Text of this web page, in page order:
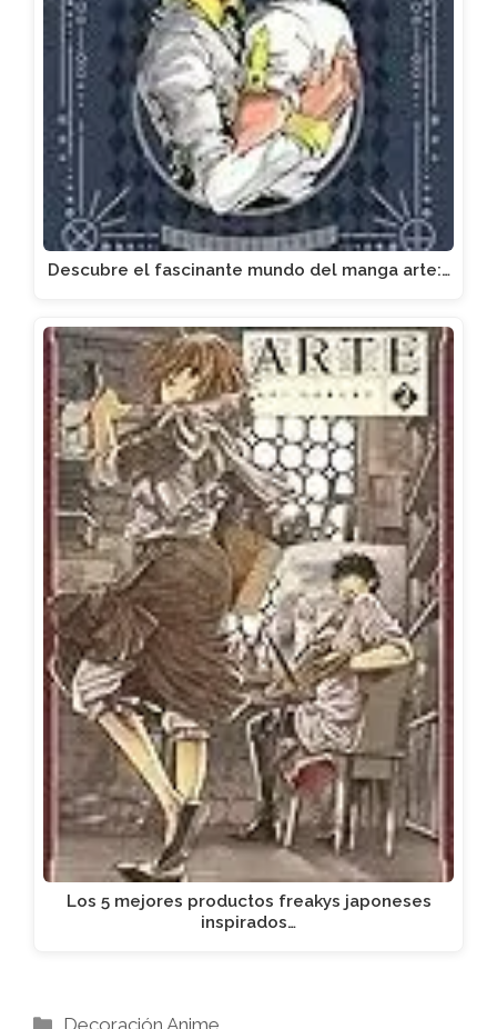
Descubre el fascinante mundo del manga arte:…
Los 5 mejores productos freakys japoneses
inspirados…
Categorías
Decoración Anime